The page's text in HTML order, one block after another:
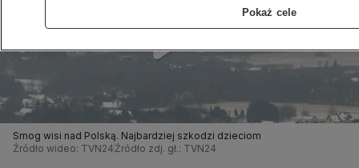
Smog wisi nad Polską. Najbardziej szkodzi dzieciom
Źródło wideo: TVN24 Źródło zdj. gł.: TVN24
Pokaż cele